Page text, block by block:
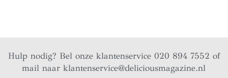
Hulp nodig? Bel onze klantenservice 020 894 7552 of
mail naarklantenservice@deliciousmagazine.nl